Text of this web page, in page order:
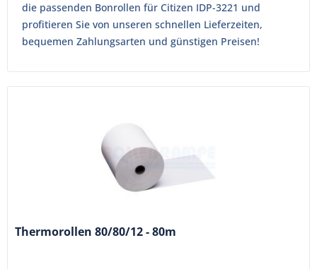
die passenden Bonrollen für Citizen IDP-3221 und
profitieren Sie von unseren schnellen Lieferzeiten,
bequemen Zahlungsarten und günstigen Preisen!
Thermorollen 80/80/12 - 80m